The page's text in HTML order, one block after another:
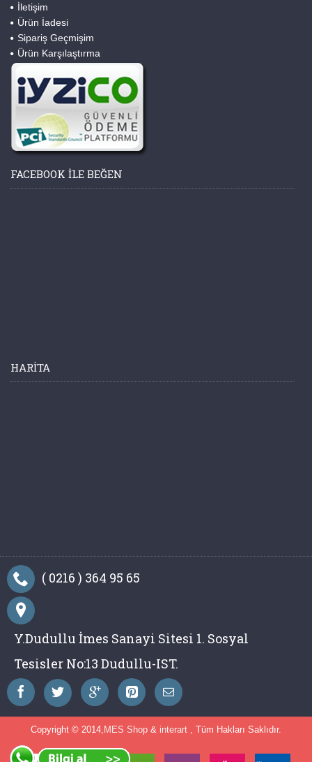
İletişim
Ürün İadesi
Sipariş Geçmişim
Ürün Karşılaştırma
FACEBOOK ILE BEĞEN
HARITA
( 0216 ) 364 95 65
Y.Dudullu İmes Sanayi Sitesi 1. Sosyal
Tesisler No:13 Dudullu-IST.
Copyright © 2014, MES Shop & interart , Tüm Hakları Saklıdır.